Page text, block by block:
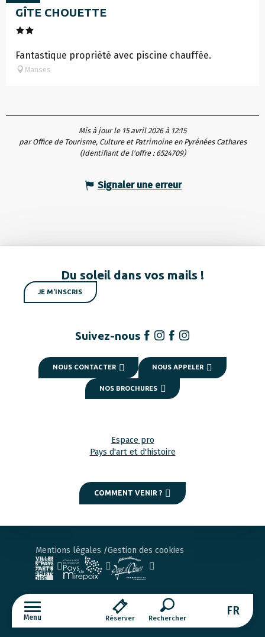
Menu Réserver
Recherche
FR
GÎTE CHOUETTE
Fantastique propriété avec piscine chauffée.
Manses
Mis à jour le 15 avril 2026 à 12:15
par Office de Tourisme, Culture et Patrimoine en Pyrénées Cathares
(Identifiant de l'offre : 6524709)
Signaler une erreur
Du soleil dans vos mails !
JE M'INSCRIS
Suivez-nous
NOUS CONTACTER NOUS APPELER
NOS BROCHURES
Espace pro
Pays d'art et d'histoire
COMMENT VENIR ?
Mentions légales Gestion des cookies